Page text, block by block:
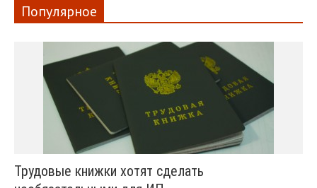
Популярное
Трудовые книжки хотят сделать